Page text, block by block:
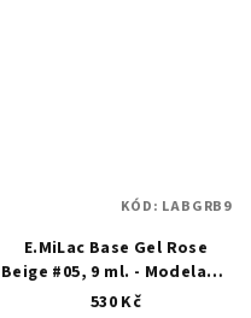
E.MiLac Base Gel Rose
Beige #05, 9 ml. - Modelační
kamuflážní báze
530 Kč
KÓD: LABGRB9